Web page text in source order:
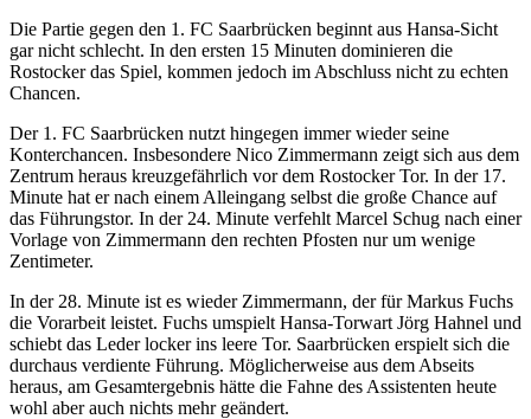
Die Partie gegen den 1. FC Saarbrücken beginnt aus Hansa-Sicht
gar nicht schlecht. In den ersten 15 Minuten dominieren die
Rostocker das Spiel, kommen jedoch im Abschluss nicht zu echten
Chancen.
Der 1. FC Saarbrücken nutzt hingegen immer wieder seine
Konterchancen. Insbesondere Nico Zimmermann zeigt sich aus dem
Zentrum heraus kreuzgefährlich vor dem Rostocker Tor. In der 17.
Minute hat er nach einem Alleingang selbst die große Chance auf
das Führungstor. In der 24. Minute verfehlt Marcel Schug nach einer
Vorlage von Zimmermann den rechten Pfosten nur um wenige
Zentimeter.
In der 28. Minute ist es wieder Zimmermann, der für Markus Fuchs
die Vorarbeit leistet. Fuchs umspielt Hansa-Torwart Jörg Hahnel und
schiebt das Leder locker ins leere Tor. Saarbrücken erspielt sich die
durchaus verdiente Führung. Möglicherweise aus dem Abseits
heraus, am Gesamtergebnis hätte die Fahne des Assistenten heute
wohl aber auch nichts mehr geändert.